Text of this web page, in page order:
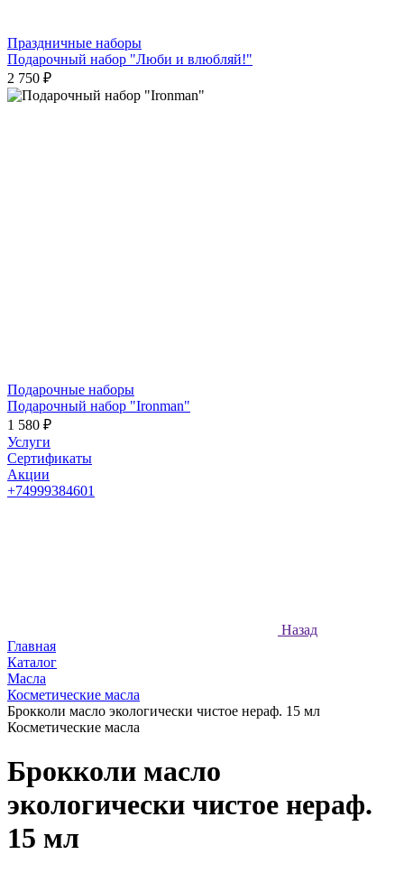
Праздничные наборы
Подарочный набор "Люби и влюбляй!"
2 750 ₽
Подарочные наборы
Подарочный набор "Ironman"
1 580 ₽
Услуги
Сертификаты
Акции
+74999384601
Назад
Главная
Каталог
Масла
Косметические масла
Брокколи масло экологически чистое нераф. 15 мл
Косметические масла
Брокколи масло
экологически чистое нераф.
15 мл